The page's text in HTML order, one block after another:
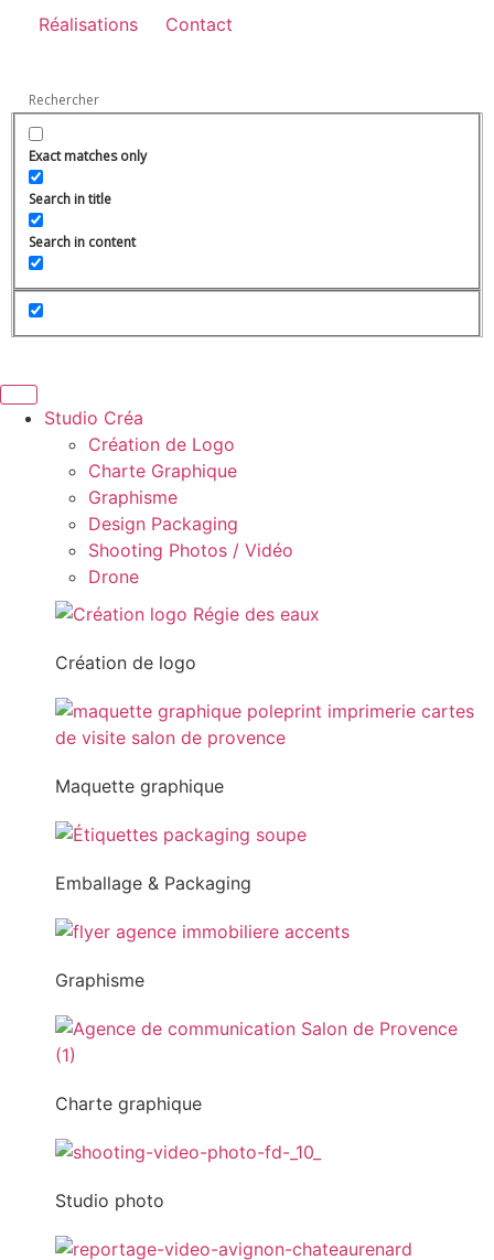
Réalisations Contact
Exact matches only
Search in title
Search in content
Studio Créa
Création de Logo
Charte Graphique
Graphisme
Design Packaging
Shooting Photos / Vidéo
Drone
Création de logo
Maquette graphique
Emballage & Packaging
Graphisme
Charte graphique
Studio photo